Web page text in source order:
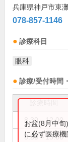
兵庫県神戸市東
078-857-1146
診療科目
眼科
診療/受付時間
8:30～12:00
8:30～13:00
お盆(8月中
に必ず医療機